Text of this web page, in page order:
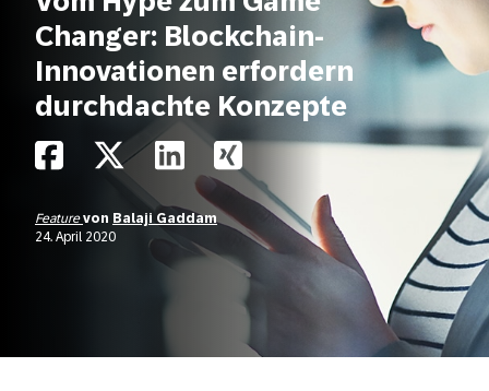
Changer: Blockchain-
Innovationen erfordern
durchdachte Konzepte
Featurevon Balaji Gaddam
24. April 2020